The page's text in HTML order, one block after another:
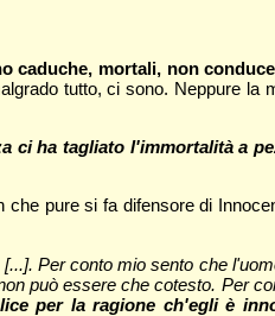
caduche, mortali, non
tutto, ci sono. Neppure la
ci ha tagliato l'immortalità a
che pure si fa difensore di
Per conto mio sento che
può essere che cotesto. Per
per la ragione ch'egli è